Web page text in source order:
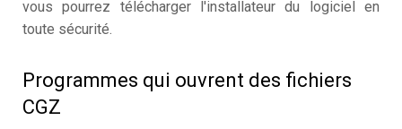
vous pourrez télécharger l'installateur du logiciel en
toute sécurité.
Programmes qui ouvrent des fichiers
CGZ